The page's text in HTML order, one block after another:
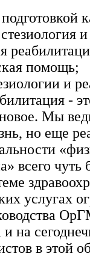
и
помощь;
и
-
Мы
но еще
всего чуть
услугах
и на
в этой